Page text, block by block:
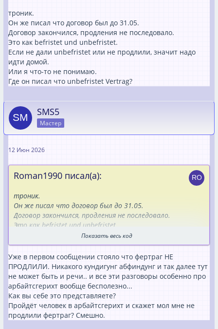
троник.
Он же писал что договор был до 31.05.
Договор закончился, продления не последовало.
Это как befristet und unbefristet.
Если не дали unbefristet или не продлили, значит надо
идти домой.
Или я что-то не понимаю.
Где он писал что unbefristet Vertrag?
SMS5
Мастер
12 Июн 2026
Roman1990 писал(а):
троник.
Он же писал что договор был до 31.05.
Договор закончился, продления не последовало.
Это как befristet und unbefristet.
Если не дали unbefristet или не продлили, значит надо
идти домой.
Или я что-то не понимаю.
Где он писал что unbefristet Vertrag?
Показать весь код
Уже в первом сообщении стояло что фертраг НЕ
ПРОДЛИЛИ. Никакого кундигунг абфиндунг и так далее тут
не может быть и речи.. и все эти разговоры особенно про
арбайтсгерихт вообще бесполезно...
Как вы себе это представляете?
Пройдёт человек в арбайтсгерихт и скажет мол мне не
продлили фертраг? Смешно.